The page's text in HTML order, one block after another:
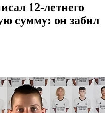
12-летнего
сумму: он забил